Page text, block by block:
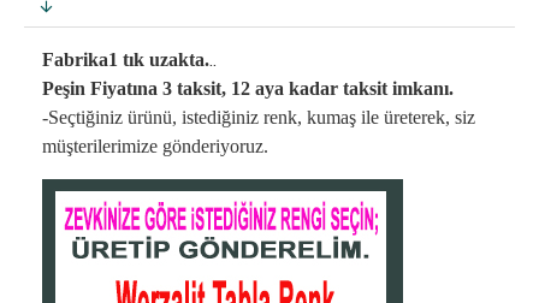
Fabrika1 tık uzakta...
Peşin Fiyatına 3 taksit, 12 aya kadar taksit imkanı.
-Seçtiğiniz ürünü, istediğiniz renk, kumaş ile üreterek, siz
müşterilerimize gönderiyoruz.